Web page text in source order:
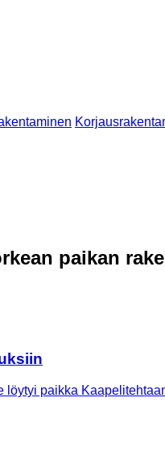
paikan
löytyi paikka